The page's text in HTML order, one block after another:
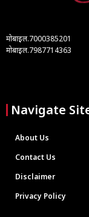
मोबाइल.7000385201
मोबाइल.7987714363
Navigate
About Us
Contact Us
Disclaimer
Privacy Policy